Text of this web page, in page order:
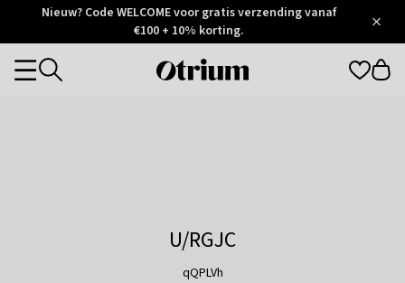
Otrium
Trustpilot
Nieuw? Code WELCOME voor gratis verzending vanaf
€100 + 10% korting.
Otrium
Categories
U/RGJC
qQPLVh